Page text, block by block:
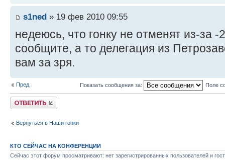
s1ned » 19 фев 2010 09:55
недеюсь, что гонку не отменят из-за
сообщите, а то делегация из
вам за зря.
Пред. Показать сообщения за: Поле
Ответить
Вернуться в Наши гонки
КТО СЕЙЧАС НА КОНФЕРЕНЦИИ
Сейчас этот форум просматривают: нет зарегистрированных пользователей и